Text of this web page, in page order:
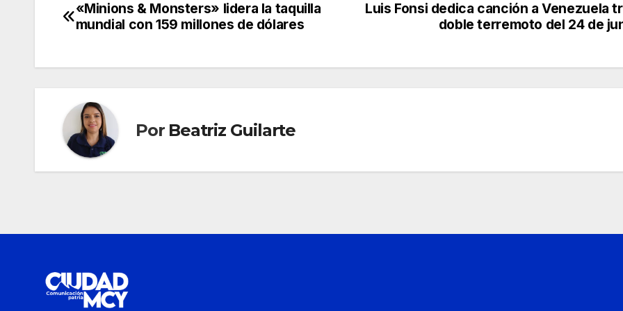
Navegación
entradas
Luis Fonsi dedica canción a Venezuela
doble terremoto del 24 de
«Minions & Monsters» lidera la taquilla
mundial con 159 millones de dólares
Por Beatriz Guilarte